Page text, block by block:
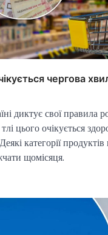
чергова
диктує свої правила
цього очікується
категорії
щомісяця.